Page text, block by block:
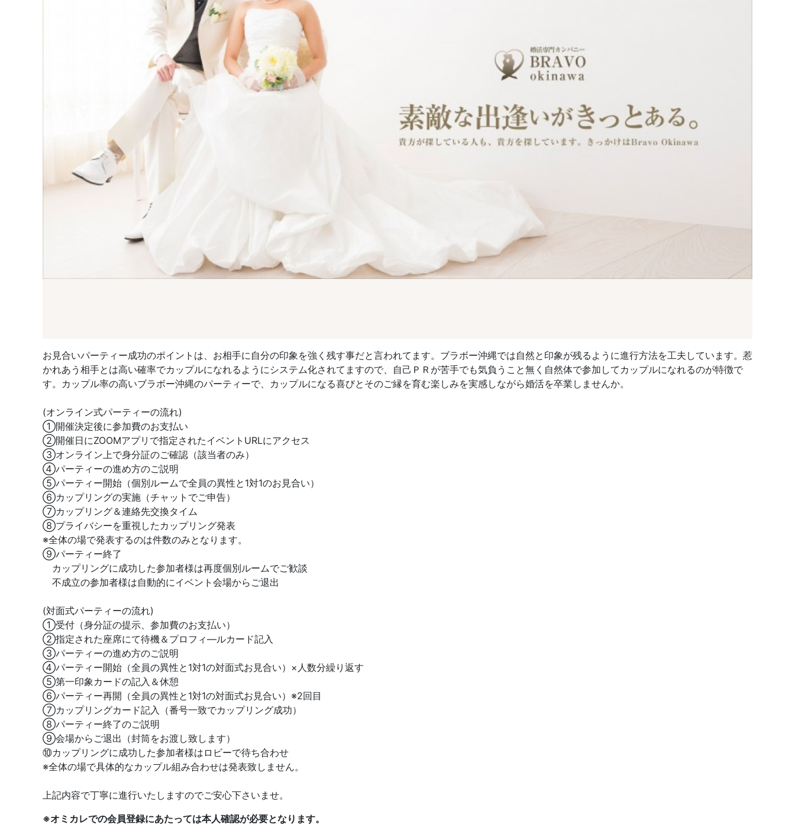
お見合いパーティー成功のポイントは、お相手に自分の印象を強く残す事だと言われてます。ブラボー沖縄では自然と印象が残るように進行方法を工夫しています。惹
かれあう相手とは高い確率でカップルになれるようにシステム化されてますので、自己ＰＲが苦手でも気負うこと無く自然体で参加してカップルになれるのが特徴で
す。カップル率の高いブラボー沖縄のパーティーで、カップルになる喜びとそのご縁を育む楽しみを実感しながら婚活を卒業しませんか。
(オンライン式パーティーの流れ)
①開催決定後に参加費のお支払い
②開催日にZOOMアプリで指定されたイベントURLにアクセス
③オンライン上で身分証のご確認（該当者のみ）
④パーティーの進め方のご説明
⑤パーティー開始（個別ルームで全員の異性と1対1のお見合い）
⑥カップリングの実施（チャットでご申告）
⑦カップリング＆連絡先交換タイム
⑧プライバシーを重視したカップリング発表
※全体の場で発表するのは件数のみとなります。
⑨パーティー終了
カップリングに成功した参加者様は再度個別ルームでご歓談
不成立の参加者様は自動的にイベント会場からご退出
(対面式パーティーの流れ)
①受付（身分証の提示、参加費のお支払い）
②指定された座席にて待機＆プロフィ―ルカード記入
③パーティーの進め方のご説明
④パーティー開始（全員の異性と1対1の対面式お見合い）×人数分繰り返す
⑤第一印象カードの記入＆休憩
⑥パーティー再開（全員の異性と1対1の対面式お見合い）※2回目
⑦カップリングカード記入（番号一致でカップリング成功）
⑧パーティー終了のご説明
⑨会場からご退出（封筒をお渡し致します）
⑩カップリングに成功した参加者様はロビーで待ち合わせ
※全体の場で具体的なカップル組み合わせは発表致しません。
上記内容で丁寧に進行いたしますのでご安心下さいませ。
※オミカレでの会員登録にあたっては本人確認が必要となります。